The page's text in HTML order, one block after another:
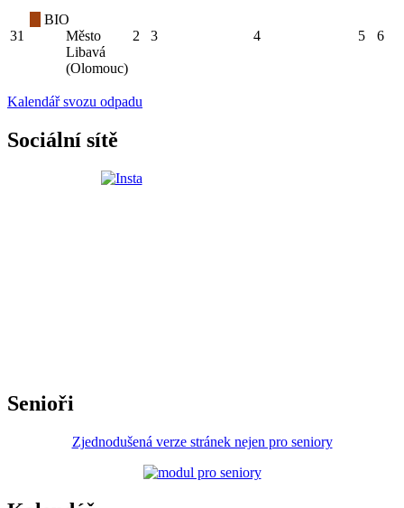
31
BIO
Město
Libavá
(Olomouc)
2 3 4 5 6
Kalendář svozu odpadu
Sociální sítě
Senioři
Zjednodušená verze stránek nejen pro seniory